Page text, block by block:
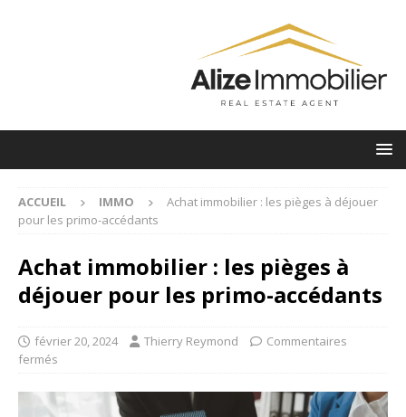
ACCUEIL IMMO
Achat immobilier : les pièges à déjouer
pour les primo-accédants
Achat immobilier : les pièges à
déjouer pour les primo-accédants
février 20, 2024 Thierry Reymond
Commentaires
fermés